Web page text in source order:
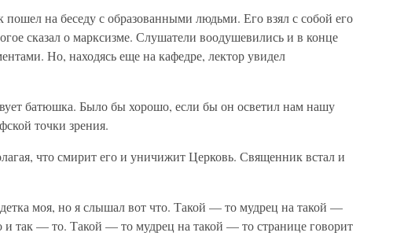
на беседу с образованными людьми. Его взял с собой его
сказал о марксизме. Слушатели воодушевились и в конце
Но, находясь еще на кафедре, лектор увидел
батюшка. Было бы хорошо, если бы он осветил нам нашу
точки зрения.
что смирит его и уничижит Церковь. Священник встал и
моя, но я слышал вот что. Такой — то мудрец на такой —
и так — то. Такой — то мудрец на такой — то странице говорит